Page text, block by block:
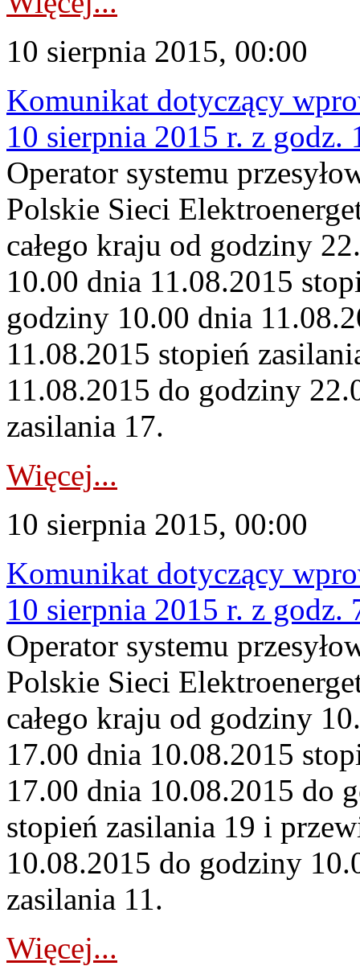
10 sierpnia 2015, 00:00
Komunikat dotyczący
10 sierpnia 2015 r. z godz.
Operator systemu
Polskie Sieci
całego kraju od godziny
10.00 dnia 11.08.2015
godziny 10.00 dnia
11.08.2015 stopień
11.08.2015 do godziny
zasilania 17.
Więcej...
10 sierpnia 2015, 00:00
Komunikat dotyczący
10 sierpnia 2015 r. z godz.
Operator systemu
Polskie Sieci
całego kraju od godziny
17.00 dnia 10.08.2015
17.00 dnia 10.08.2015 do
stopień zasilania 19 i
10.08.2015 do godziny
zasilania 11.
Więcej...